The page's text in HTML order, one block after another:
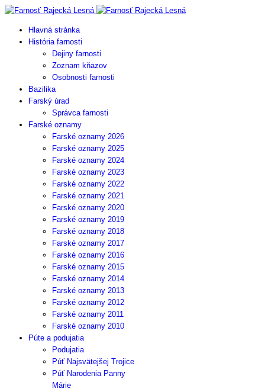
Hlavná stránka
História farnosti
Dejiny farnosti
Zoznam kňazov
Osobnosti farnosti
Bazilika
Farský úrad
Správca farnosti
Farské oznamy
Farské oznamy 2026
Farské oznamy 2025
Farské oznamy 2024
Farské oznamy 2023
Farské oznamy 2022
Farské oznamy 2021
Farské oznamy 2020
Farské oznamy 2019
Farské oznamy 2018
Farské oznamy 2017
Farské oznamy 2016
Farské oznamy 2015
Farské oznamy 2014
Farské oznamy 2013
Farské oznamy 2012
Farské oznamy 2011
Farské oznamy 2010
Púte a podujatia
Podujatia
Púť Najsvätejšej Trojice
Púť Narodenia Panny
Márie